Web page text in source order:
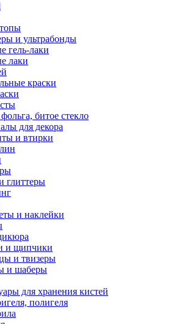
и ультрабонды
гель-лаки
лаки
краски
битое стекло
для декора
и втирки
глиттеры
и наклейки
и щипчики
и твизеры
и шаберы
для хранения кистей
полигеля